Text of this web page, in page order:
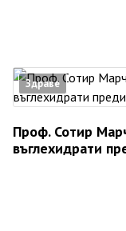
Здраве
Проф. Сотир
въглехидрати